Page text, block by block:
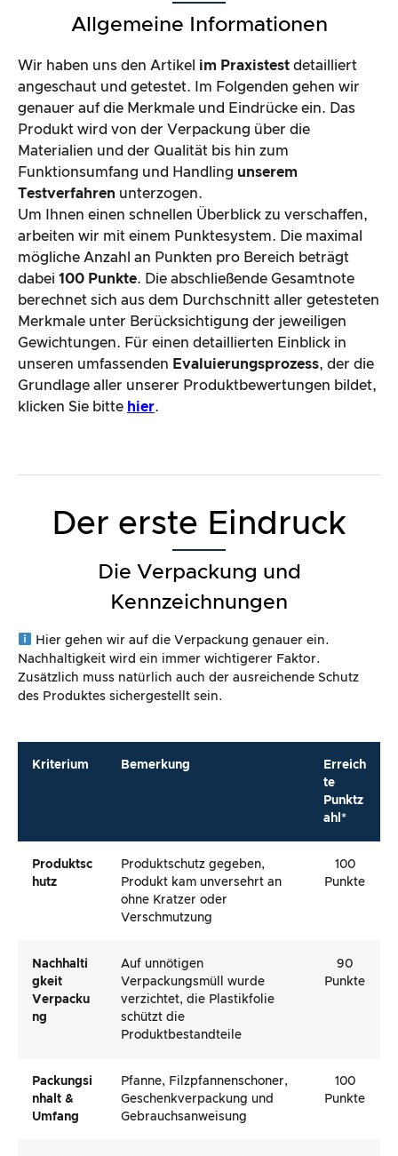
Allgemeine Informationen
Wir haben uns den Artikel im Praxistest detailliert
angeschaut und getestet. Im Folgenden gehen wir
genauer auf die Merkmale und Eindrücke ein. Das
Produkt wird von der Verpackung über die
Materialien und der Qualität bis hin zum
Funktionsumfang und Handling unserem
Testverfahren unterzogen.
Um Ihnen einen schnellen Überblick zu verschaffen,
arbeiten wir mit einem Punktesystem. Die maximal
mögliche Anzahl an Punkten pro Bereich beträgt
dabei 100 Punkte. Die abschließende Gesamtnote
berechnet sich aus dem Durchschnitt aller getesteten
Merkmale unter Berücksichtigung der jeweiligen
Gewichtungen. Für einen detaillierten Einblick in
unseren umfassenden Evaluierungsprozess, der die
Grundlage aller unserer Produktbewertungen bildet,
klicken Sie bitte hier.
Der erste Eindruck
Die Verpackung und
Kennzeichnungen
Hier gehen wir auf die Verpackung genauer ein.
Nachhaltigkeit wird ein immer wichtigerer Faktor.
Zusätzlich muss natürlich auch der ausreichende Schutz
des Produktes sichergestellt sein.
Kriterium Bemerkung
Erreich
te
Punktz
ahl*
Produktsc
Hutz
Produktschutz gegeben,
Produkt kam unversehrt an
ohne Kratzer oder
Verschmutzung
100
Punkte
Nachhalti
Gkeit
Verpacku
Ng
Auf unnötigen
Verpackungsmüll wurde
verzichtet, die Plastikfolie
schützt die
Produktbestandteile
90
Punkte
Packungsi
Nhalt &
Umfang
Pfanne, Filzpfannenschoner,
Geschenkverpackung und
Gebrauchsanweisung
100
Punkte